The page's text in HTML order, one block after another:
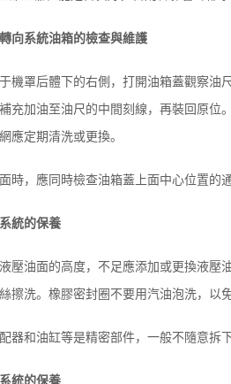
向系統油箱的檢查與維護
機罩后體下的右側，打開油箱蓋觀察油
充加油至油尺的中間刻線，再裝回原位
應定期清洗或更換。
時，應同時檢查油箱蓋上面中心位置的
統的保養
壓油面的高度，不足應添加或更換液壓
擦洗。橡膠密封圈不要用汽油泡洗，以
器和油缸等是精密部件，一般不隨意拆下
統的保養